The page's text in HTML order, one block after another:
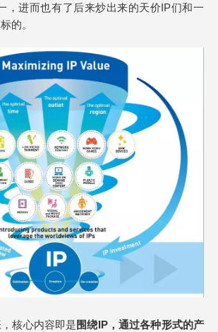
，进而也有了后来炒出来的天价IP们和一
的。
核心内容即是 围绕IP，通过各种形式的产